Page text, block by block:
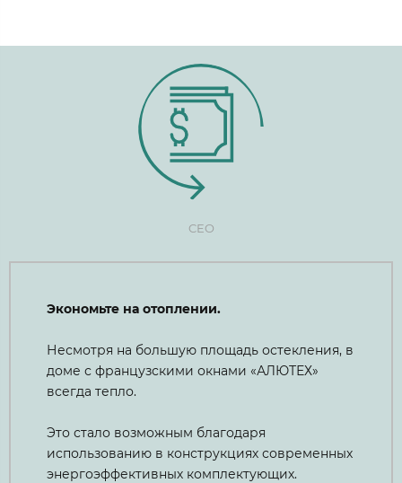
CEO
Экономьте на отоплении.
Несмотря на большую площадь остекления, в
доме с французскими окнами «АЛЮТЕХ»
всегда тепло.
Это стало возможным благодаря
использованию в конструкциях современных
энергоэффективных комплектующих.